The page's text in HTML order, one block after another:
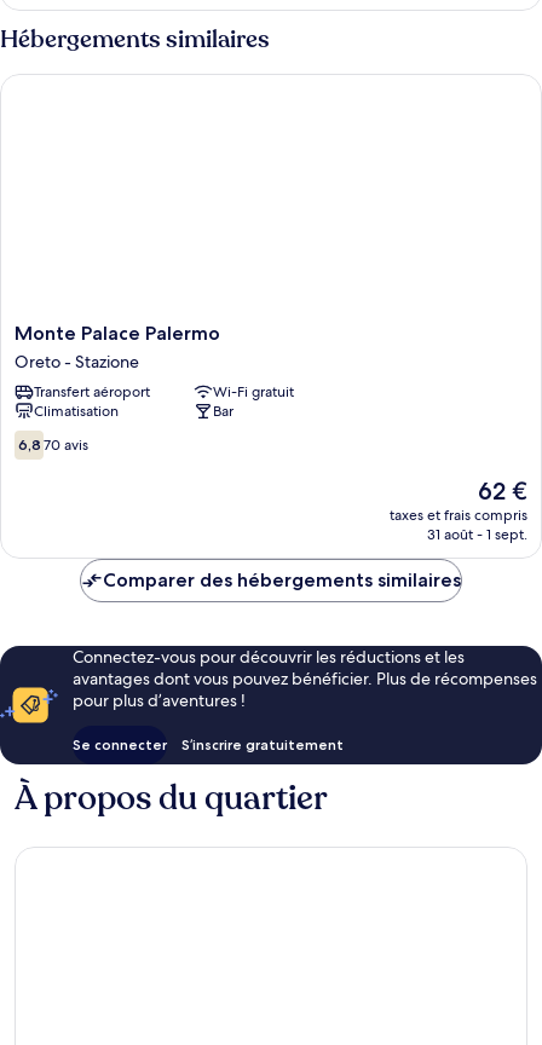
Économique
type
de
chambre
Chambre
Hébergements similaires
Monte
Palace
Palermo
Oreto
-
Stazione
Monte Palace Palermo
Oreto - Stazione
Transfert aéroport
Wi-Fi gratuit
Climatisation
Bar
6.8
sur
6,8 70 avis
Le
nouveau
prix
62 €
taxes et frais compris
31 août - 1 sept.
Monte Palace Palermo
Comparer des hébergements similaires
Connectez-vous pour découvrir les réductions et les
avantages dont vous pouvez bénéficier. Plus de récompenses
pour plus d’aventures !
Se connecter S’inscrire gratuitement
À propos du quartier